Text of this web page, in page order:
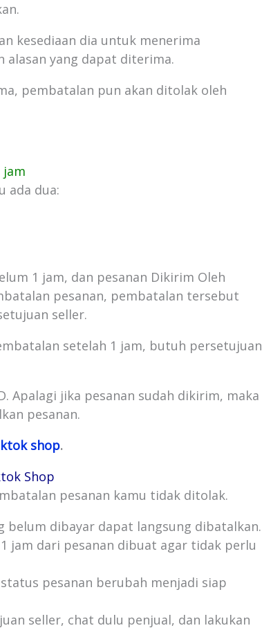
kesediaan dia untuk menerima
alasan yang dapat diterima.
pembatalan pun akan ditolak oleh
jam
ada dua:
1 jam, dan pesanan Dikirim Oleh
pesanan, pembatalan tersebut
seller.
setelah 1 jam, butuh persetujuan
Apalagi jika pesanan sudah dikirim, maka
pesanan.
shop.
Shop
pesanan kamu tidak ditolak.
belum dibayar dapat langsung dibatalkan.
jam dari pesanan dibuat agar tidak perlu
pesanan berubah menjadi siap
seller, chat dulu penjual, dan lakukan